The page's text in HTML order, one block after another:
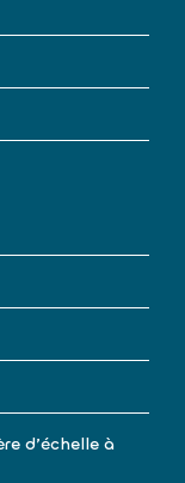
d’échelle à